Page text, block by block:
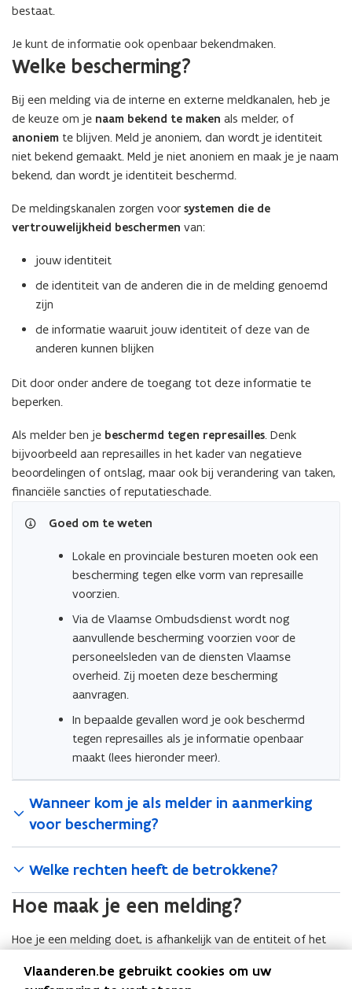
bestaat.
Je kunt de informatie ook openbaar bekendmaken.
Welke bescherming?
Bij een melding via de interne en externe meldkanalen, heb je
de keuze om je naam bekend te maken als melder, of
anoniem te blijven. Meld je anoniem, dan wordt je identiteit
niet bekend gemaakt. Meld je niet anoniem en maak je je naam
bekend, dan wordt je identiteit beschermd.
De meldingskanalen zorgen voor systemen die de
vertrouwelijkheid beschermen van:
jouw identiteit
de identiteit van de anderen die in de melding genoemd
zijn
de informatie waaruit jouw identiteit of deze van de
anderen kunnen blijken
Dit door onder andere de toegang tot deze informatie te
beperken.
Als melder ben je beschermd tegen represailles. Denk
bijvoorbeeld aan represailles in het kader van negatieve
beoordelingen of ontslag, maar ook bij verandering van taken,
financiële sancties of reputatieschade.
Goed om te weten
Lokale en provinciale besturen moeten ook een
bescherming tegen elke vorm van represaille
voorzien.
Via de Vlaamse Ombudsdienst wordt nog
aanvullende bescherming voorzien voor de
personeelsleden van de diensten Vlaamse
overheid. Zij moeten deze bescherming
aanvragen.
In bepaalde gevallen word je ook beschermd
tegen represailles als je informatie openbaar
maakt (lees hieronder meer).
Wanneer kom je als melder in aanmerking
voor bescherming?
Welke rechten heeft de betrokkene?
Hoe maak je een melding?
Hoe je een melding doet, is afhankelijk van de entiteit of het
Vlaanderen.be gebruikt cookies om uw